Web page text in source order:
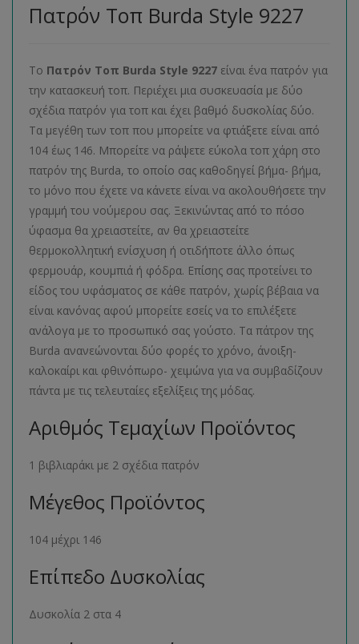
Πατρόν Τοπ Burda Style 9227
Το Πατρόν Τοπ Burda Style 9227 είναι ένα πατρόν για
την κατασκευή τοπ. Περιέχει μια συσκευασία με δύο
σχέδια πατρόν για τοπ και έχει βαθμό δυσκολίας δύο.
Τα μεγέθη των τοπ που μπορείτε να φτιάξετε είναι από
104 έως 146. Μπορείτε να ράψετε εύκολα τοπ χάρη στο
πατρόν της Burda, το οποίο σας καθοδηγεί βήμα- βήμα,
το μόνο που έχετε να κάνετε είναι να ακολουθήσετε την
γραμμή του νούμερου σας. Ξεκινώντας από το πόσο
ύφασμα θα χρειαστείτε, αν θα χρειαστείτε
θερμοκολλητική ενίσχυση ή οτιδήποτε άλλο όπως
φερμουάρ, κουμπιά ή φόδρα. Επίσης σας προτείνει το
είδος του υφάσματος σε κάθε πατρόν, χωρίς βέβαια να
είναι κανόνας αφού μπορείτε εσείς να το επιλέξετε
ανάλογα με το προσωπικό σας γούστο. Τα πάτρον της
Burda ανανεώνονται δύο φορές το χρόνο, άνοιξη-
καλοκαίρι και φθινόπωρο- χειμώνα για να συμβαδίζουν
πάντα με τις τελευταίες εξελίξεις της μόδας.
Αριθμός Τεμαχίων Προϊόντος
1 βιβλιαράκι με 2 σχέδια πατρόν
Μέγεθος Προϊόντος
104 μέχρι 146
Επίπεδο Δυσκολίας
Δυσκολία 2 στα 4